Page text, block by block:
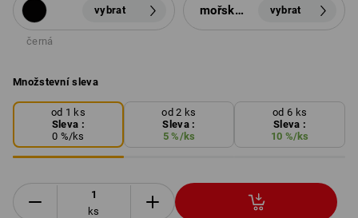
vybrat
černá
mořská zelená vybrat
Množstevní sleva
od 1 ks
Sleva :
0 %/ks
od 2 ks
Sleva :
5%/ks
od 6 ks
Sleva :
10 %/ks
ks